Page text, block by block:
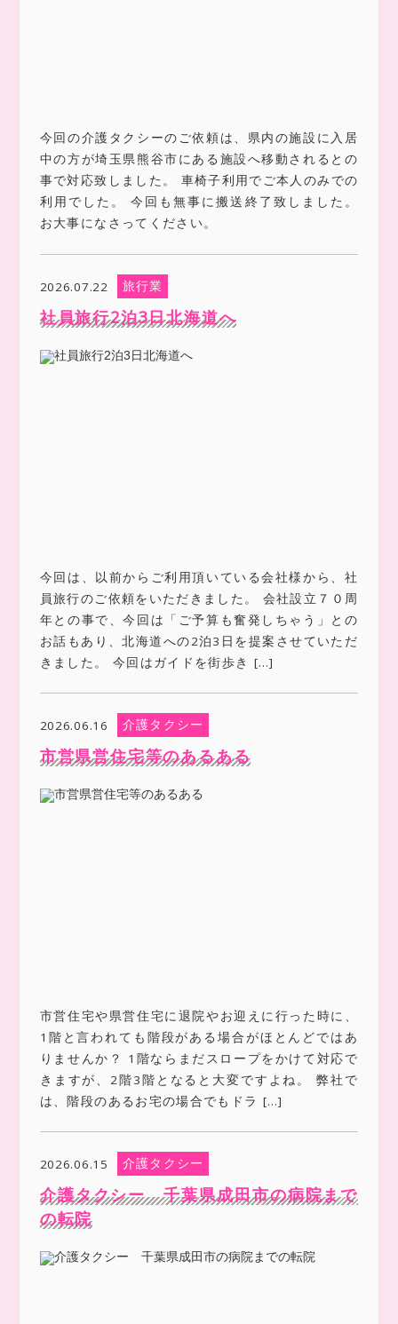
今回の介護タクシーのご依頼は、県内の施設に入居
中の方が埼玉県熊谷市にある施設へ移動されるとの
事で対応致しました。 車椅子利用でご本人のみでの
利用でした。 今回も無事に搬送終了致しました。
お大事になさってください。
2026.07.22 旅行業
社員旅行2泊3日北海道へ
今回は、以前からご利用頂いている会社様から、社
員旅行のご依頼をいただきました。 会社設立７０周
年との事で、今回は「ご予算も奮発しちゃう」との
お話もあり、北海道への2泊3日を提案させていただ
きました。 今回はガイドを街歩き […]
2026.06.16 介護タクシー
市営県営住宅等のあるある
市営住宅や県営住宅に退院やお迎えに行った時に、
1階と言われても階段がある場合がほとんどではあ
りませんか？ 1階ならまだスロープをかけて対応で
きますが、2階3階となると大変ですよね。 弊社で
は、階段のあるお宅の場合でもドラ […]
2026.06.15 介護タクシー
介護タクシー 千葉県成田市の病院まで
の転院